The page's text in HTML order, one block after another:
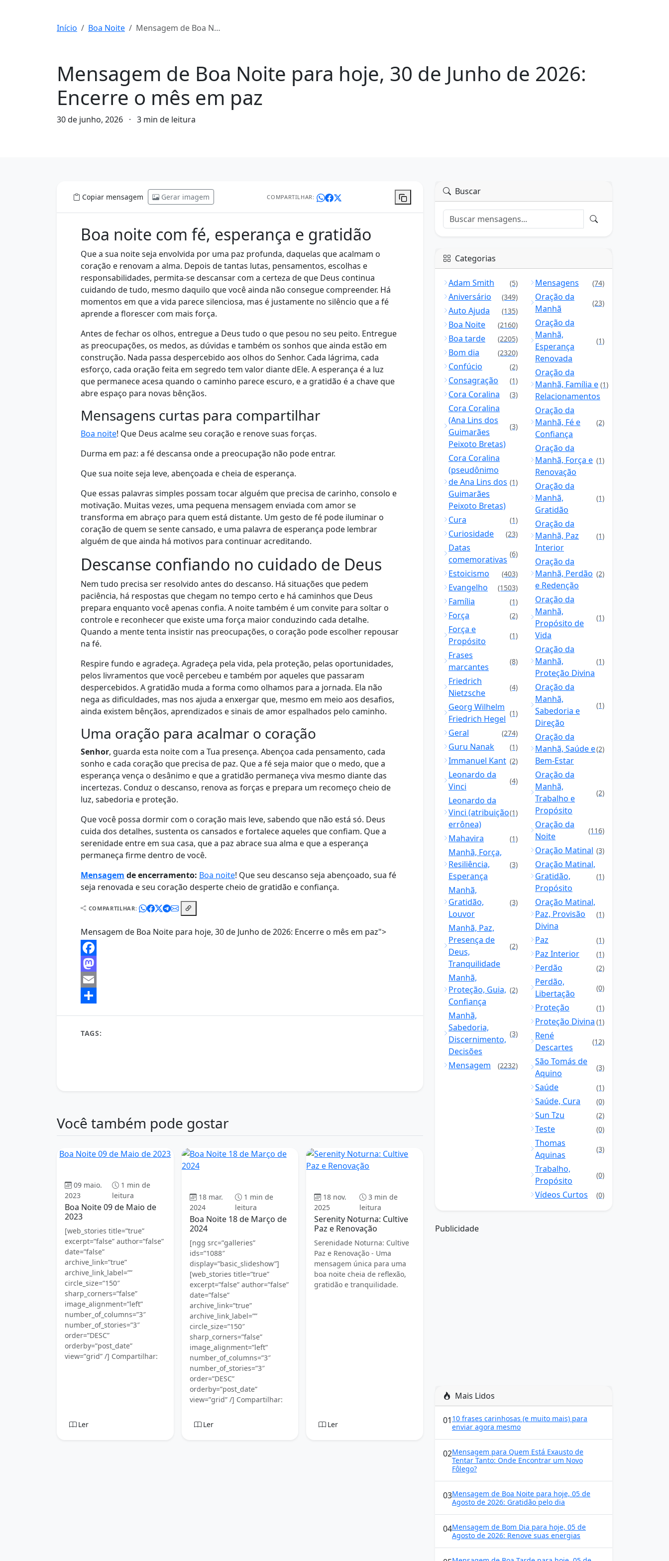
Início Boa Noite Mensagem de Boa Noite para hoje, 30 de Junho de 2026: Encerre o mês em paz
Mensagem de Boa Noite para hoje, 30 de Junho de 2026:
Encerre o mês em paz
30 de junho, 2026 · 3 min de leitura
Copiar mensagem Gerar imagem COMPARTILHAR:
Boa noite com fé, esperança e gratidão
Que a sua noite seja envolvida por uma paz profunda, daquelas que acalmam o
coração e renovam a alma. Depois de tantas lutas, pensamentos, escolhas e
responsabilidades, permita-se descansar com a certeza de que Deus continua
cuidando de tudo, mesmo daquilo que você ainda não consegue compreender. Há
momentos em que a vida parece silenciosa, mas é justamente no silêncio que a fé
aprende a florescer com mais força.
Antes de fechar os olhos, entregue a Deus tudo o que pesou no seu peito. Entregue
as preocupações, os medos, as dúvidas e também os sonhos que ainda estão em
construção. Nada passa despercebido aos olhos do Senhor. Cada lágrima, cada
esforço, cada oração feita em segredo tem valor diante dEle. A esperança é a luz
que permanece acesa quando o caminho parece escuro, e a gratidão é a chave que
abre espaço para novas bênçãos.
Mensagens curtas para compartilhar
Boa noite! Que Deus acalme seu coração e renove suas forças.
Durma em paz: a fé descansa onde a preocupação não pode entrar.
Que sua noite seja leve, abençoada e cheia de esperança.
Que essas palavras simples possam tocar alguém que precisa de carinho, consolo e
motivação. Muitas vezes, uma pequena mensagem enviada com amor se
transforma em abraço para quem está distante. Um gesto de fé pode iluminar o
coração de quem se sente cansado, e uma palavra de esperança pode lembrar
alguém de que ainda há motivos para continuar acreditando.
Descanse confiando no cuidado de Deus
Nem tudo precisa ser resolvido antes do descanso. Há situações que pedem
paciência, há respostas que chegam no tempo certo e há caminhos que Deus
prepara enquanto você apenas confia. A noite também é um convite para soltar o
controle e reconhecer que existe uma força maior conduzindo cada detalhe.
Quando a mente tenta insistir nas preocupações, o coração pode escolher repousar
na fé.
Respire fundo e agradeça. Agradeça pela vida, pela proteção, pelas oportunidades,
pelos livramentos que você percebeu e também por aqueles que passaram
despercebidos. A gratidão muda a forma como olhamos para a jornada. Ela não
nega as dificuldades, mas nos ajuda a enxergar que, mesmo em meio aos desafios,
ainda existem bênçãos, aprendizados e sinais de amor espalhados pelo caminho.
Uma oração para acalmar o coração
Senhor, guarda esta noite com a Tua presença. Abençoa cada pensamento, cada
sonho e cada coração que precisa de paz. Que a fé seja maior que o medo, que a
esperança vença o desânimo e que a gratidão permaneça viva mesmo diante das
incertezas. Conduz o descanso, renova as forças e prepara um recomeço cheio de
luz, sabedoria e proteção.
Que você possa dormir com o coração mais leve, sabendo que não está só. Deus
cuida dos detalhes, sustenta os cansados e fortalece aqueles que confiam. Que a
serenidade entre em sua casa, que a paz abrace sua alma e que a esperança
permaneça firme dentro de você.
Mensagem de encerramento: Boa noite! Que seu descanso seja abençoado, sua fé
seja renovada e seu coração desperte cheio de gratidão e confiança.
COMPARTILHAR:
Mensagem de Boa Noite para hoje, 30 de Junho de 2026: Encerre o mês em paz">
Facebook
Mastodon
Email
TAGS:
Você também pode gostar
Boa Noite 09 de Maio de 2023
09 maio.
2023
1 min de
leitura
Boa Noite 09 de Maio de
2023
[web_stories title=”true”
excerpt=”false” author=”false”
date=”false”
archive_link=”true”
archive_link_label=””
circle_size=”150″
sharp_corners=”false”
image_alignment=”left”
number_of_columns=”3″
number_of_stories=”3″
order=”DESC”
orderby=”post_date”
view=”grid” /] Compartilhar:
Ler
18 mar.
2024
1 min de
leitura
Boa Noite 18 de Março de
2024
[ngg src=”galleries”
ids=”1088″
display=”basic_slideshow”]
[web_stories title=”true”
excerpt=”false” author=”false”
date=”false”
archive_link=”true”
archive_link_label=””
circle_size=”150″
sharp_corners=”false”
image_alignment=”left”
number_of_columns=”3″
number_of_stories=”3″
order=”DESC”
orderby=”post_date”
view=”grid” /] Compartilhar:
Ler
18 nov.
2025
3 min de
leitura
Serenity Noturna: Cultive
Paz e Renovação
Serenidade Noturna: Cultive
Paz e Renovação - Uma
mensagem única para uma
boa noite cheia de reflexão,
gratidão e tranquilidade.
Ler
Buscar
Categorias
Adam Smith (5)
Aniversário (349)
Auto Ajuda (135)
Boa Noite (2160)
Boa tarde (2205)
Bom dia (2320)
Confúcio (2)
Consagração (1)
Cora Coralina (3)
Cora Coralina
(Ana Lins dos
Guimarães
Peixoto Bretas)
(3)
Cora Coralina
(pseudônimo
de Ana Lins dos
Guimarães
Peixoto Bretas)
(1)
Cura (1)
Curiosidade (23)
Datas
comemorativas
(6)
Estoicismo (403)
Evangelho (1503)
Família (1)
Força (2)
Força e
Propósito
(1)
Frases
marcantes
(8)
Friedrich
Nietzsche
(4)
Georg Wilhelm
Friedrich Hegel
(1)
Geral (274)
Guru Nanak (1)
Immanuel Kant (2)
Leonardo da
Vinci
(4)
Leonardo da
Vinci (atribuição
errônea)
(1)
Mahavira (1)
Manhã, Força,
Resiliência,
Esperança
(3)
Manhã,
Gratidão,
Louvor
(3)
Manhã, Paz,
Presença de
Deus,
Tranquilidade
(2)
Manhã,
Proteção, Guia,
Confiança
(2)
Manhã,
Sabedoria,
Discernimento,
Decisões
(3)
Mensagem (2232)
Mensagens (74)
Oração da
Manhã
(23)
Oração da
Manhã,
Esperança
Renovada
(1)
Oração da
Manhã, Família e
Relacionamentos
(1)
Oração da
Manhã, Fé e
Confiança
(2)
Oração da
Manhã, Força e
Renovação
(1)
Oração da
Manhã,
Gratidão
(1)
Oração da
Manhã, Paz
Interior
(1)
Oração da
Manhã, Perdão
e Redenção
(2)
Oração da
Manhã,
Propósito de
Vida
(1)
Oração da
Manhã,
Proteção Divina
(1)
Oração da
Manhã,
Sabedoria e
Direção
(1)
Oração da
Manhã, Saúde e
Bem-Estar
(2)
Oração da
Manhã,
Trabalho e
Propósito
(2)
Oração da
Noite
(116)
Oração Matinal (3)
Oração Matinal,
Gratidão,
Propósito
(1)
Oração Matinal,
Paz, Provisão
Divina
(1)
Paz (1)
Paz Interior (1)
Perdão (2)
Perdão,
Libertação
(0)
Proteção (1)
Proteção Divina (1)
René
Descartes
(12)
São Tomás de
Aquino
(3)
Saúde (1)
Saúde, Cura (0)
Sun Tzu (2)
Teste (0)
Thomas
Aquinas
(3)
Trabalho,
Propósito
(0)
Vídeos Curtos (0)
Publicidade
Mais Lidos
01 10 frases carinhosas (e muito mais) para
enviar agora mesmo
02Mensagem para Quem Está Exausto de
Tentar Tanto: Onde Encontrar um Novo
Fôlego?
03Mensagem de Boa Noite para hoje, 05 de
Agosto de 2026: Gratidão pelo dia
04Mensagem de Bom Dia para hoje, 05 de
Agosto de 2026: Renove suas energias